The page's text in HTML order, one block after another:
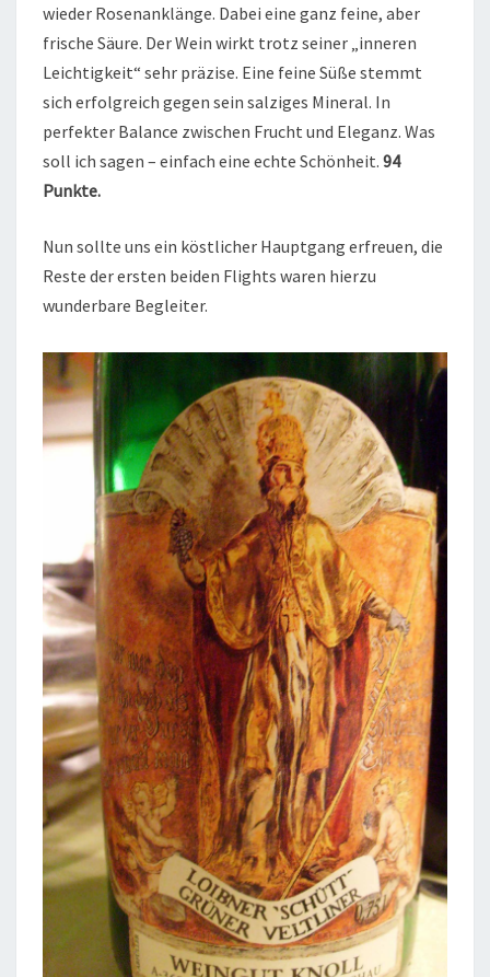
wieder Rosenanklänge. Dabei eine ganz feine, aber
frische Säure. Der Wein wirkt trotz seiner „inneren
Leichtigkeit“ sehr präzise. Eine feine Süße stemmt
sich erfolgreich gegen sein salziges Mineral. In
perfekter Balance zwischen Frucht und Eleganz. Was
soll ich sagen – einfach eine echte Schönheit. 94
Punkte.
Nun sollte uns ein köstlicher Hauptgang erfreuen, die
Reste der ersten beiden Flights waren hierzu
wunderbare Begleiter.